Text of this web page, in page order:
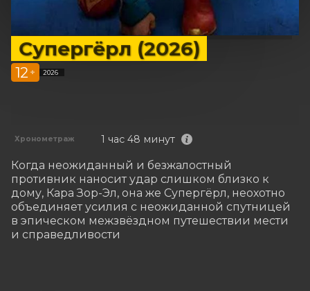
Супергёрл (2026)
12 + 2026
Хронометраж 1 час 48 минут
Когда неожиданный и безжалостный
противник наносит удар слишком близко к
дому, Кара Зор-Эл, она же Супергёрл, неохотно
объединяет усилия с неожиданной спутницей
в эпическом межзвёздном путешествии мести
и справедливости